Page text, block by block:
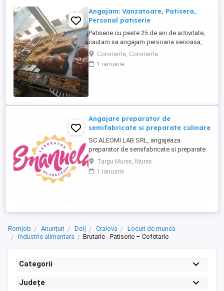
Angajam: Vanzatoare, Patisera,
Personal patiserie
Patiserie cu peste 25 de ani de activitate,
cautam sa angajam persoana serioasa,
amabila,care sa ne ajute in activitatea de
vanzare (cu posibilitatea de calificare in
activitatea de productie) -Oferim contract
Constanta, Constanta
1 ianuarie
Angajare preparator de
semifabricate si preparate culinare
SC ALEOMI LAB SRL, angajeaza
preparator de semifabricate si preparate
culinare. Este disponibil un singur loc de
munca in localitatea Targu Mures, Str.
Ciucului nr. 12. Se ofera salariu minim pe
Targu Mures, Mures
1 ianuarie
Romjob Anunțuri Dolj Craiova
Locuri de munca
Industrie alimentara
Brutarie - Patiserie – Cofetarie
Categorii
Județe